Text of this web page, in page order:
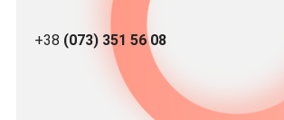
+38 (073) 351 56 08